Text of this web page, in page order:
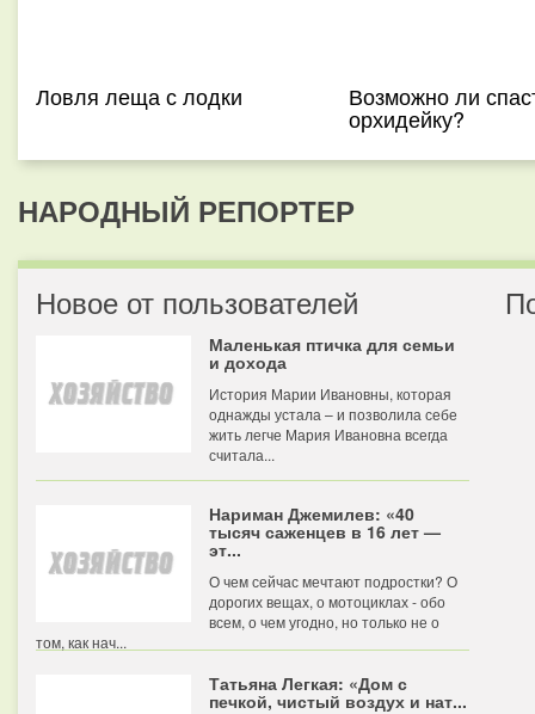
Ловля леща с лодки Возможно ли
орхидейку?
НАРОДНЫЙ РЕПОРТЕР
Новое от пользователей
Маленькая птичка для семьи
и дохода
История Марии Ивановны, которая
однажды устала – и позволила себе
жить легче Мария Ивановна всегда
считала...
Нариман Джемилев: «40
тысяч саженцев в 16 лет —
эт...
О чем сейчас мечтают подростки? О
дорогих вещах, о мотоциклах - обо
всем, о чем угодно, но только не о
том, как нач...
Татьяна Легкая: «Дом с
печкой, чистый воздух и нат...